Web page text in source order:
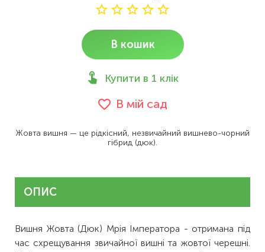
В кошик
Купити в 1 клік
В мій сад
Жовта вишня — це рідкісний, незвичайний вишнево-чорний
гібрид (дюк).
ОПИС
Вишня Жовта (Дюк) Мрія Імператора - отримана під
час схрещування звичайної вишні та жовтої черешні.